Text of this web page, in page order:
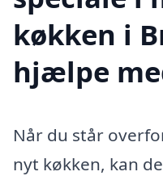
køkken i
hjælpe
Når du står
nyt køkken, kan